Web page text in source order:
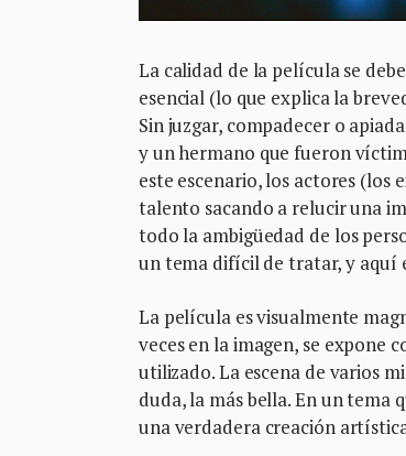
La calidad de la película se
esencial (lo que explica la
Sin juzgar, compadecer o
y un hermano que fueron
este escenario, los actores (los
talento sacando a relucir una
todo la ambigüedad de los
un tema difícil de tratar, y
La película es visualmente
veces en la imagen, se expone
utilizado. La escena de varios
duda, la más bella. En un tema
una verdadera creación